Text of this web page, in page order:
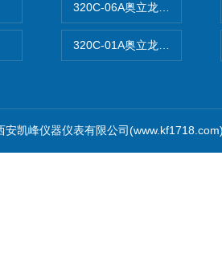
320C-06A奥立龙实验室便携
320C-01A奥立龙实验室便携
凯峰仪器仪表有限公司